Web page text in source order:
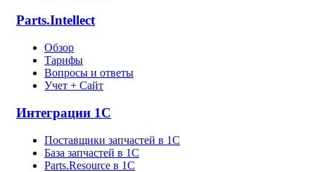
Parts.Intellect
Обзор
Тарифы
Вопросы и ответы
Учет + Сайт
Интеграции 1С
Поставщики запчастей в 1C
База запчастей в 1С
Parts.Resource в 1C